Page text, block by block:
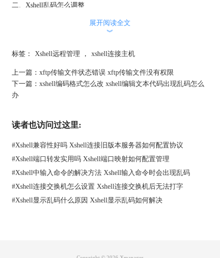
二、Xshell乱码怎么调整
1.更新Xshell到最新版本：软件更新通常包含对旧版本中已知问题
本，看是否能解决乱码问题。
2.调整字体设置：有时候，即使字符编码正确，使用不支持特定
展开阅读全文
︾
标签： Xshell远程管理 ， xshell连接主机
上一篇： xftp传输文件状态错误 xftp传输文件没有权限
下一篇： xshell编码格式怎么改 xshell编辑文本代码出现乱码怎么
办
读者也访问过这里:
#Xshell兼容性好吗 Xshell连接旧版本服务器如何配置协议
#Xshell端口转发实用吗 Xshell端口映射如何配置管理
#Xshell中输入命令的解决方法 Xshell输入命令时会出现乱码
#Xshell连接交换机怎么设置 Xshell连接交换机后无法打字
#Xshell显示乱码什么原因 Xshell显示乱码如何解决